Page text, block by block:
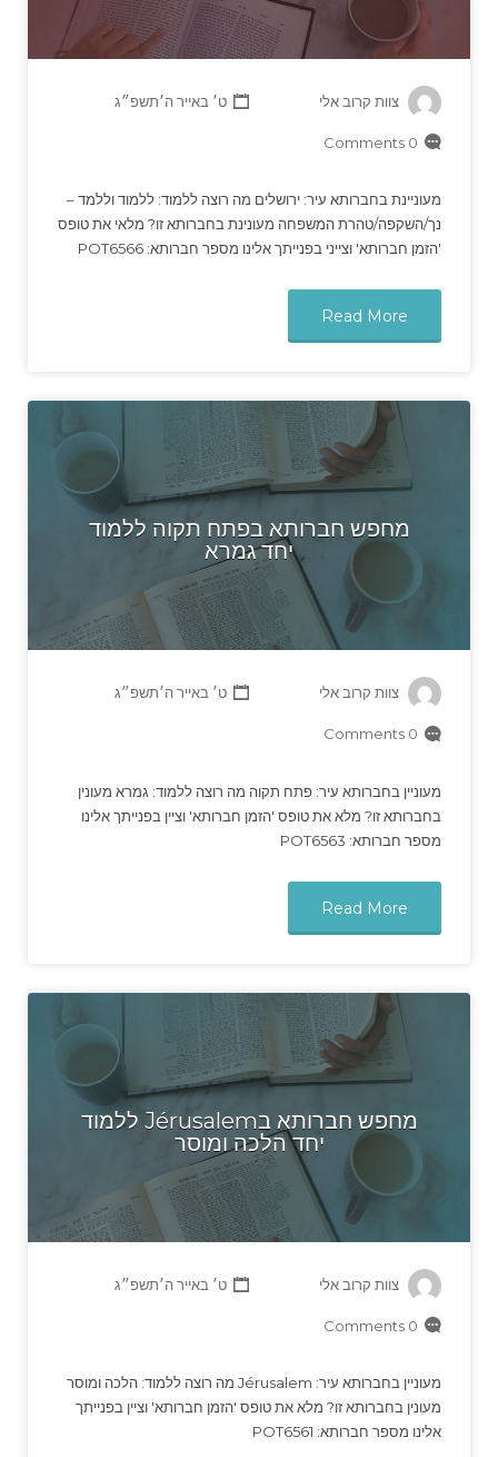
צוות קרוב אלי ט׳ באייר ה׳תשפ״ג
0 Comments
מעוניינת בחברותא עיר: ירושלים מה רוצה ללמוד: ללמוד וללמד –
נך/השקפה/טהרת המשפחה מעונינת בחברותא זו? מלאי את טופס
'הזמן חברותא' וצייני בפנייתך אלינו מספר חברותא: POT6566
Read More
מחפש חברותא בפתח תקוה ללמוד
יחד גמרא
צוות קרוב אלי ט׳ באייר ה׳תשפ״ג
0 Comments
מעוניין בחברותא עיר: פתח תקוה מה רוצה ללמוד: גמרא מעונין
בחברותא זו? מלא את טופס 'הזמן חברותא' וציין בפנייתך אלינו
מספר חברותא: POT6563
Read More
מחפש חברותא בJérusalem ללמוד
יחד הלכה ומוסר
צוות קרוב אלי ט׳ באייר ה׳תשפ״ג
0 Comments
מעוניין בחברותא עיר: Jérusalem מה רוצה ללמוד: הלכה ומוסר
מעונין בחברותא זו? מלא את טופס 'הזמן חברותא' וציין בפנייתך
אלינו מספר חברותא: POT6561